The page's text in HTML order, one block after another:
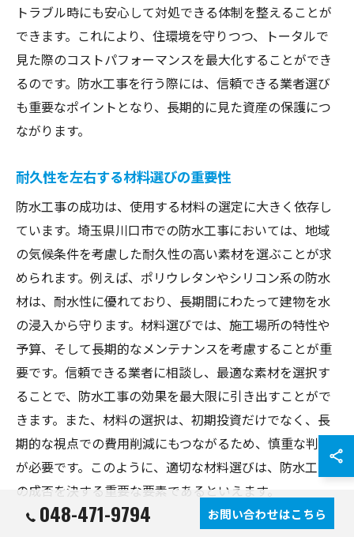
トラブル時にも安心して対処できる体制を整えることが
できます。これにより、住環境を守りつつ、トータルで
見た際のコストパフォーマンスを最大化することができ
るのです。防水工事を行う際には、信頼できる業者選び
も重要なポイントとなり、長期的に見た資産の保護につ
ながります。
耐久性を左右する材料選びの重要性
防水工事の成功は、使用する材料の選定に大きく依存し
ています。埼玉県川口市での防水工事においては、地域
の気候条件を考慮した耐久性の高い素材を選ぶことが求
められます。例えば、ポリウレタンやシリコン系の防水
材は、耐水性に優れており、長期間にわたって建物を水
の浸入から守ります。材料選びでは、施工場所の特性や
予算、そして長期的なメンテナンスを考慮することが重
要です。信頼できる業者に相談し、最適な素材を選択す
ることで、防水工事の効果を最大限に引き出すことがで
きます。また、材料の選択は、初期投資だけでなく、長
期的な視点での費用削減にもつながるため、慎重な判断
が必要です。このように、適切な材料選びは、防水工事
の成否を決する重要な要素であるといえます。
048-471-9794 お問い合わせはこちら